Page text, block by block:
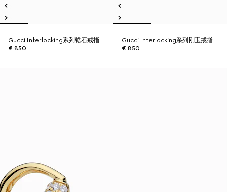
Gucci Interlocking系列锆石戒指
€ 850
Gucci Interlocking系列刚玉戒指
€ 850